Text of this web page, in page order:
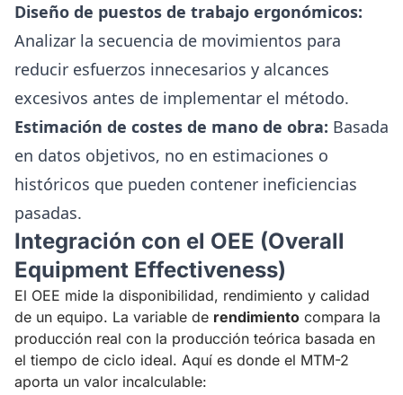
Diseño de puestos de trabajo ergonómicos:
Analizar la secuencia de movimientos para
reducir esfuerzos innecesarios y alcances
excesivos antes de implementar el método.
Estimación de costes de mano de obra: Basada
en datos objetivos, no en estimaciones o
históricos que pueden contener ineficiencias
pasadas.
Integración con el OEE (Overall
Equipment Effectiveness)
El OEE mide la disponibilidad, rendimiento y calidad
de un equipo. La variable de rendimiento compara la
producción real con la producción teórica basada en
el tiempo de ciclo ideal. Aquí es donde el MTM-2
aporta un valor incalculable: